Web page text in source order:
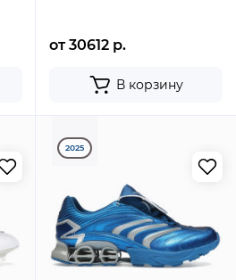
от 30612 р.
В корзину
2025